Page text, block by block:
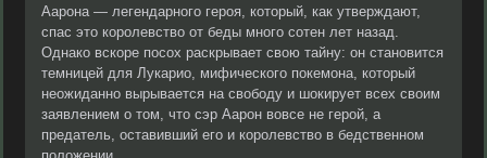
Аарона — легендарного героя, который, как утверждают,
спас это королевство от беды много сотен лет назад.
Однако вскоре посох раскрывает свою тайну: он становится
темницей для Лукарио, мифического покемона, который
неожиданно вырывается на свободу и шокирует всех своим
заявлением о том, что сэр Аарон вовсе не герой, а
предатель, оставивший его и королевство в бедственном